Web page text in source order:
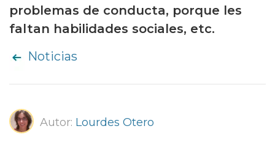
problemas de conducta, porque les
faltan habilidades sociales, etc.
Noticias
Autor: Lourdes Otero